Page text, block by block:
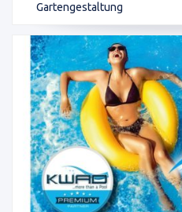
Gartengestaltung